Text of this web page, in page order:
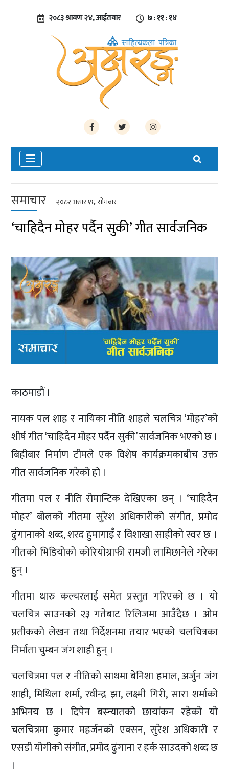
२०८३ श्रावण २४, आईतवार ७ : ११ : १५
समाचार २०८२ असार १६, सोमबार
‘चाहिदैन मोहर पर्दैन सुकी’ गीत सार्वजनिक
काठमाडौं ।
नायक पल शाह र नायिका नीति शाहले चलचित्र ‘मोहर’को
शीर्ष गीत ‘चाहिदैन मोहर पर्दैन सुकी’ सार्वजनिक भएको छ ।
बिहीबार निर्माण टीमले एक विशेष कार्यक्रमकाबीच उक्त
गीत सार्वजनिक गरेको हो ।
गीतमा पल र नीति रोमान्टिक देखिएका छन् । ‘चाहिदैन
मोहर’ बोलको गीतमा सुरेश अधिकारीको संगीत, प्रमोद
ढुंगानाको शब्द, शरद हुमागाइँ र विशाखा साहीको स्वर छ ।
गीतको भिडियोको कोरियोग्राफी रामजी लामिछानेले गरेका
हुन् ।
गीतमा थारु कल्चरलाई समेत प्रस्तुत गरिएको छ । यो
चलचित्र साउनको २३ गतेबाट रिलिजमा आउँदैछ । ओम
प्रतीकको लेखन तथा निर्देशनमा तयार भएको चलचित्रका
निर्माता चुम्बन जंग शाही हुन् ।
चलचित्रमा पल र नीतिको साथमा बेनिशा हमाल, अर्जुन जंग
शाही, मिथिला शर्मा, रवीन्द्र झा, लक्ष्मी गिरी, सारा शर्माको
अभिनय छ । दिपेन बस्न्यातको छायांकन रहेको यो
चलचित्रमा कुमार महर्जनको एक्सन, सुरेश अधिकारी र
एसडी योगीको संगीत, प्रमोद ढुंगाना र हर्क साउदको शब्द छ
।